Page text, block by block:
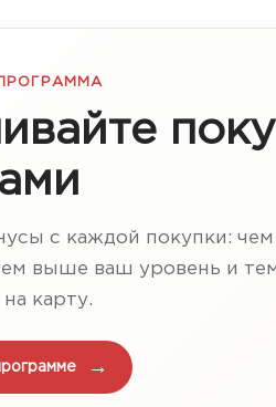
с каждой покупки:
выше ваш уровень и
карту.